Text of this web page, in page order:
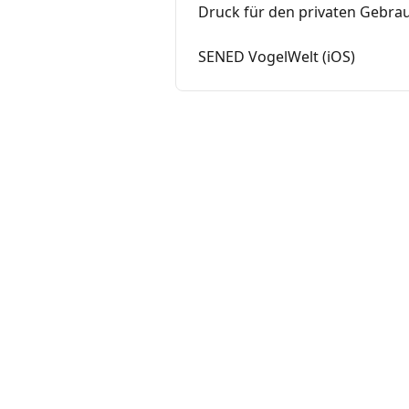
Druck für den privaten
SENED VogelWelt (iOS)